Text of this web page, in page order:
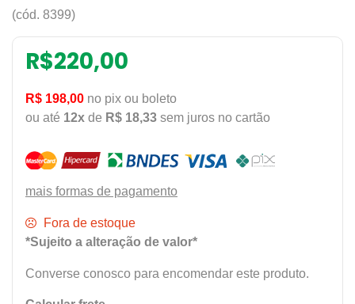
(cód. 8399)
R$220,00
R$ 198,00 no pix ou boleto
ou até 12x de R$ 18,33 sem juros no cartão
mais formas de pagamento
Fora de estoque
*Sujeito a alteração de valor*
Converse conosco para encomendar este produto.